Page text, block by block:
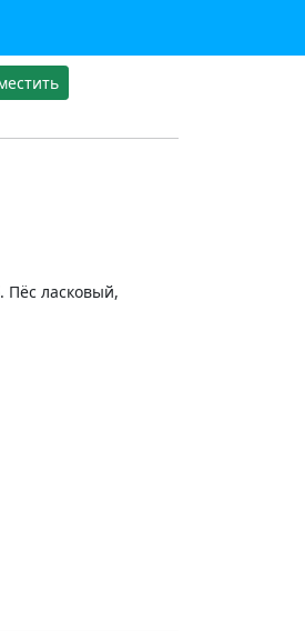
Пёс ласковый,